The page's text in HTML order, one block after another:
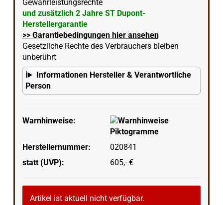
Gewährleistungsrechte
und zusätzlich 2 Jahre ST Dupont-
Herstellergarantie
>> Garantiebedingungen hier ansehen
Gesetzliche Rechte des Verbrauchers bleiben
unberührt
Informationen Hersteller & Verantwortliche
Person
Warnhinweise:
Herstellernummer:
020841
statt (UVP):
605,- €
Artikel ist aktuell nicht verfügbar.